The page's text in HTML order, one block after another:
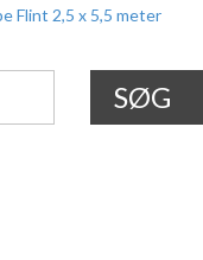
Flint 2,5 x 5,5 meter
SØG